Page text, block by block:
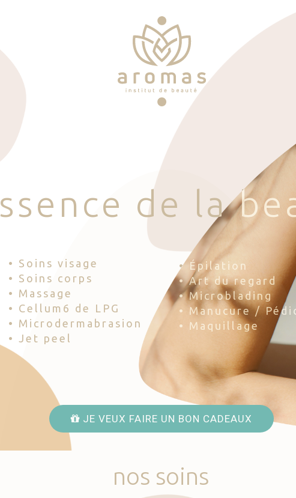
sse nce d e la be
• Soins visage
• Soins corps
• Massage
• Cellum6 de LPG
• Microdermabrasion
• Jet peel
• Épilation
• Art du regard
• Microblading
• Manucure /
• Maquillage
JE VEUX FAIRE UN BON CADEAUX
nos soins